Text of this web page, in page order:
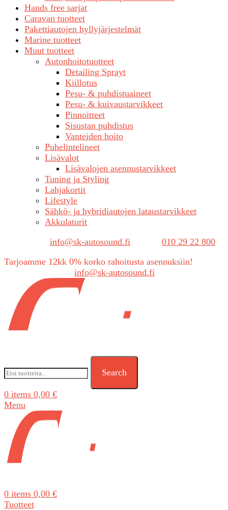
Hands free sarjat
Caravan tuotteet
Pakettiautojen hyllyjärjestelmät
Marine tuotteet
Muut tuotteet
Autonhoitotuotteet
Detailing Sprayt
Kiillotus
Pesu- & puhdistuaineet
Pesu- & kuivaustarvikkeet
Pinnoitteet
Sisustan puhdistus
Vanteiden hoito
Puhelintelineet
Lisävalot
Lisävalojen asennustarvikkeet
Tuning ja Styling
Lahjakortit
Lifestyle
Sähkö- ja hybridiautojen lataustarvikkeet
Akkulaturit
info@sk-autosound.fi
010 29 22 800
Tarjoamme 12kk 0% korko rahoitusta asennuksiin!
info@sk-autosound.fi
Search
0 items 0,00 €
Menu
0 items 0,00 €
Tuotteet